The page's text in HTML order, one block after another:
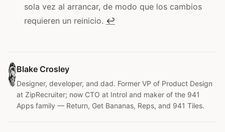
sola vez al arrancar, de modo que los cambios
requieren un reinicio. ↩
Blake Crosley
Designer, developer, and dad. Former VP of Product Design
at ZipRecruiter; now CTO at Introl and maker of the 941
Apps family — Return, Get Bananas, Reps, and 941 Tiles.